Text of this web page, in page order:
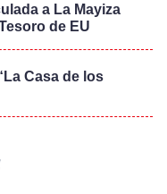
a La Mayiza
de EU
Casa de los